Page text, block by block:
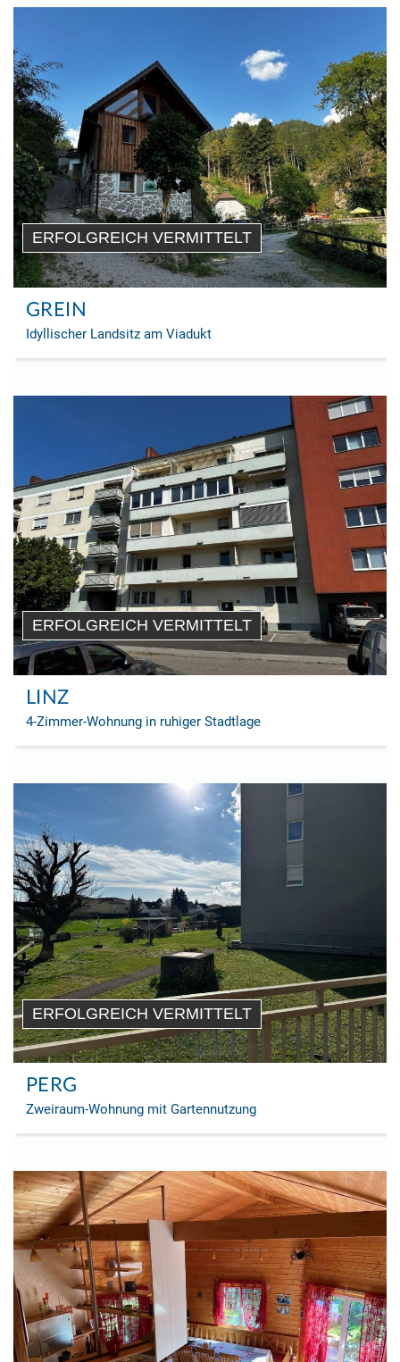
ERFOLGREICH VERMITTELT
GREIN
Idyllischer Landsitz am Viadukt
ERFOLGREICH VERMITTELT
LINZ
4-Zimmer-Wohnung in ruhiger Stadtlage
ERFOLGREICH VERMITTELT
PERG
Zweiraum-Wohnung mit Gartennutzung